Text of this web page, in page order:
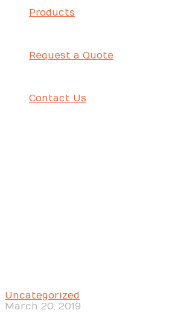
Products
Request a Quote
Contact Us
Uncategorized
March 20, 2019